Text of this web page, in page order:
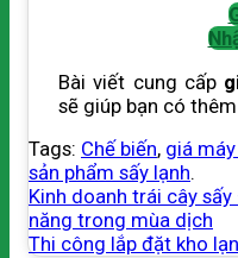
Bài viết cung cấp
sẽ giúp bạn có
Tags: Chế biến, giá
sản phẩm sấy lạnh.
Kinh doanh trái cây
năng trong mùa dịch
Thi công lắp đặt kho